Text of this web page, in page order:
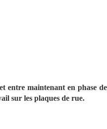
entre maintenant en phase de
sur les plaques de rue.